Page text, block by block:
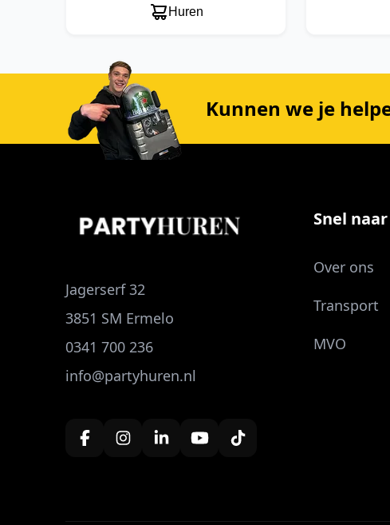
Huren
Kunnen we je
Jagerserf 32
3851 SM Ermelo
0341 700 236
info@partyhuren.nl
Snel
Over ons
Transport
MVO